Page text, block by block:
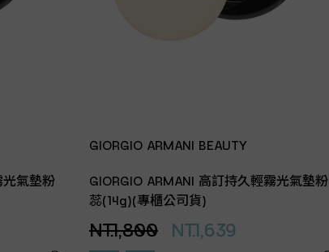
光氣墊粉
GIORGIO ARMANI BEAUTY
GIORGIO ARMANI 高訂持久輕霧光氣墊粉
蕊(14g)(專櫃公司貨)
NT.1,800 NT.1,639